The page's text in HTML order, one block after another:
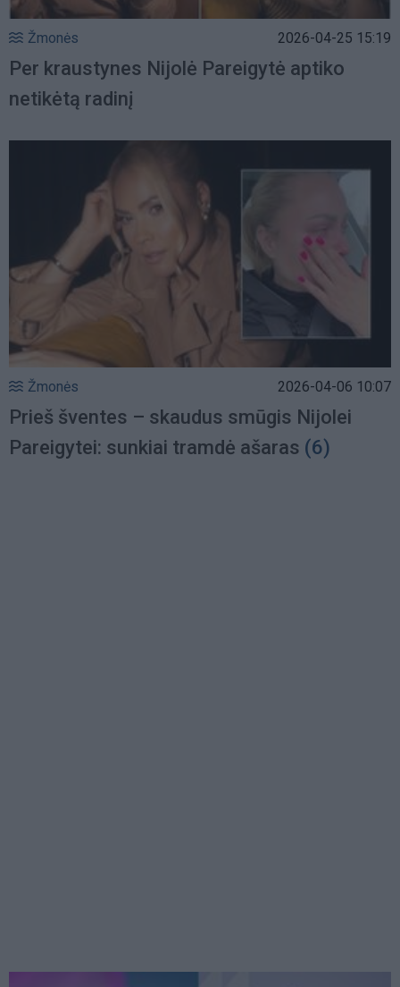
Žmonės 2026-04-25 15:19
Per kraustynes Nijolė Pareigytė aptiko
netikėtą radinį
Žmonės 2026-04-06 10:07
Prieš šventes – skaudus smūgis Nijolei
Pareigytei: sunkiai tramdė ašaras (6)